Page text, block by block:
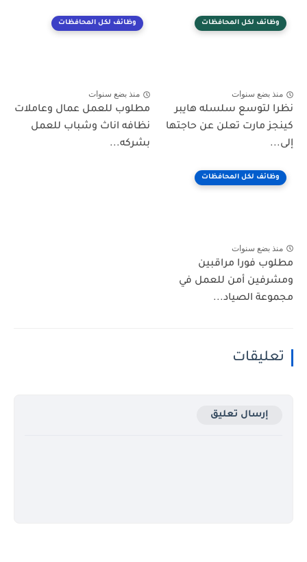
وظائف لكل المحافظات
منذ بضع سنوات
نظرا لتوسع سلسله هايبر
كينجز مارت تعلن عن حاجتها
إلى...
وظائف لكل المحافظات
منذ بضع سنوات
مطلوب للعمل عمال وعاملات
نظافه اناث وشباب للعمل
بشركه...
وظائف لكل المحافظات
منذ بضع سنوات
مطلوب فورا مراقبين
ومشرفين أمن للعمل في
مجموعة الصياد...
تعليقات
إرسال تعليق